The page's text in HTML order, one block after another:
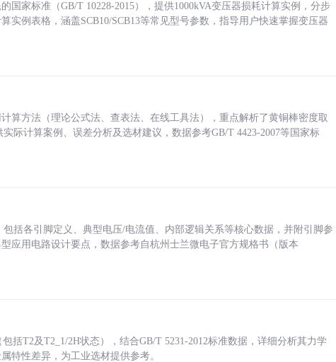
国家标准（GB/T 10228-2015），提供1000kVA变压器损耗计算实例，分步
实例表格，涵盖SCB10/SCB13等常见型号参数，指导用户快速掌握变压器
算方法（理论公式法、查表法、在线工具法），重点解析了黄铜棒密度取
际计算案例、误差分析及选材建议，数据参考GB/T 4423-2007等国家标
括各引脚定义、典型电压/电流值、内部逻辑关系等核心数据，并附引脚参
应用电路设计要点，数据参考自杭州士兰微电子官方规格书（版本
括T2及T2_1/2H状态），结合GB/T 5231-2012标准数据，详细分析其力学
特性差异，为工业选材提供参考。